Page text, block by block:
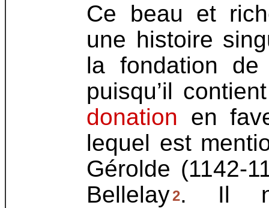
Ce beau et
une histoire
la fondation de
puisqu’il
donation en
lequel est
Gérolde (1142-
Bellelay2. Il